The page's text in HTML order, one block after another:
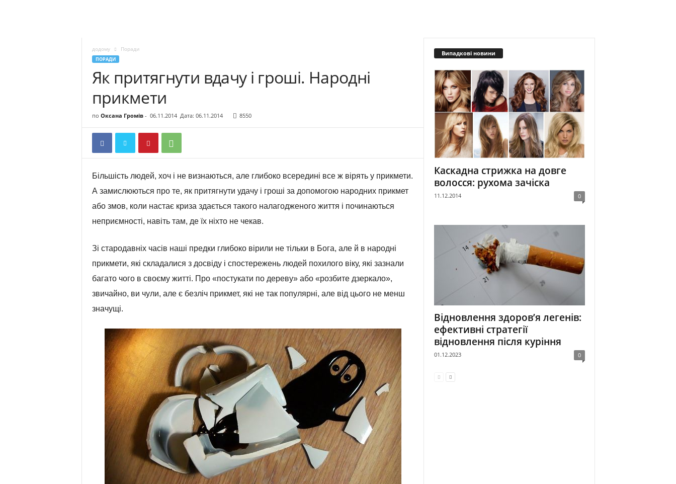
додому Поради
ПОРАДИ
Як притягнути вдачу і гроші. Народні
прикмети
по Оксана Громів- 06.11.2014 Дата: 06.11.2014 8550
Більшість людей, хоч і не визнаються, але глибоко всередині все ж вірять у прикмети.
А замислюються про те, як притягнути удачу і гроші за допомогою народних прикмет
або змов, коли настає криза здається такого налагодженого життя і починаються
неприємності, навіть там, де їх ніхто не чекав.
Зі стародавніх часів наші предки глибоко вірили не тільки в Бога, але й в народні
прикмети, які складалися з досвіду і спостережень людей похилого віку, які зазнали
багато чого в своєму житті. Про «постукати по дереву» або «розбите дзеркало»,
звичайно, ви чули, але є безліч прикмет, які не так популярні, але від цього не менш
значущі.
Випадкові новини
Каскадна стрижка на довге
волосся: рухома зачіска
11.12.2014 0
Відновлення здоров’я легенів:
ефективні стратегії
відновлення після куріння
01.12.2023 0